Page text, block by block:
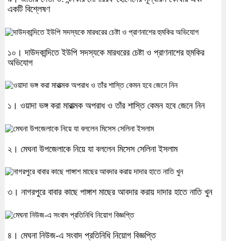
একটি বিশ্লেষণ
১০। দাউদকান্দিতে ইউপি সদস্যকে মারধরের চেষ্টা ও প্রাণনাশের হুমকির
অভিযোগ
১। ওয়াদা ভঙ্গ করা মারাত্মক অপরাধ ও তাঁর শাস্তি কেমন হবে জেনে নিন
২। মেঘনা উপজেলাকে নিয়ে যা বললেন মিসেস সেলিনা ইসলাম
৩। নাগরপুরে বাবার কাছে পাঙ্গাশ মাছের আবদার করায় দাদার হাতে নাতি খুন
৪। মেঘনা নিউজ-এ সংবাদ প্রতিনিধি নিয়োগ বিজ্ঞপ্তি